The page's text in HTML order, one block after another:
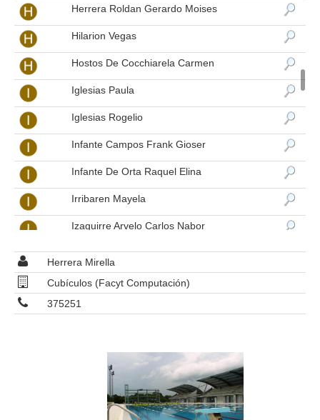
Herrera Roldan Gerardo Moises
Hilarion Vegas
Hostos De Cocchiarela Carmen
Iglesias Paula
Iglesias Rogelio
Infante Campos Frank Gioser
Infante De Orta Raquel Elina
Irribaren Mayela
Izaguirre Arvelo Carlos Nabor
Izaguirre Arvelo Felix Rafael
Jara Diaz Freddy Jose
Jimenez Bracho Eryka Victoria
Jimenez Izaguirre Mirian Alicia
Jimenez Lucambio Jose Francisco
Jimenez Martinez Oralis Del Carmen
Herrera Mirella
Cubículos (Facyt Computación)
375251